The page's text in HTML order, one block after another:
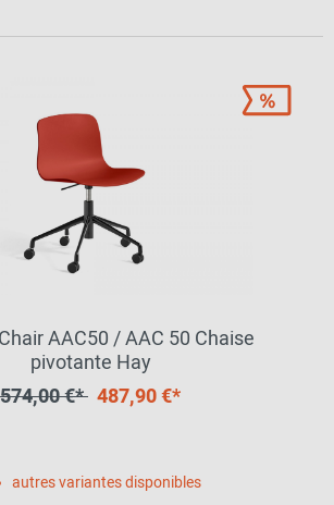
AAC50 / AAC 50 Chaise
pivotante Hay
574,00 €* 487,90 €*
autres variantes disponibles